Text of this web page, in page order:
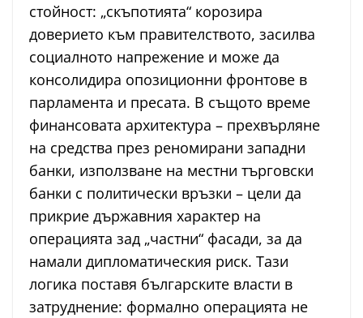
стойност: „скъпотията“ корозира
доверието към правителството, засилва
социалното напрежение и може да
консолидира опозиционни фронтове в
парламента и пресата. В същото време
финансовата архитектура – прехвърляне
на средства през реномирани западни
банки, използване на местни търговски
банки с политически връзки – цели да
прикрие държавния характер на
операцията зад „частни“ фасади, за да
намали дипломатическия риск. Тази
логика поставя българските власти в
затруднение: формално операцията не